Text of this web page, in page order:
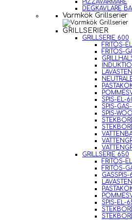
PIZZAVÄRMARE
DEGKAVLARE
Varmkök Grillserier
GRILLSERIER
GRILLSERIE 600
FRITÖS-
FRITÖS-
SPIS-EL-
SPIS-
SPIS-
GRILLSERIE 650
FRITÖS-
FRITÖS-
GASSPIS-
SPIS-EL-